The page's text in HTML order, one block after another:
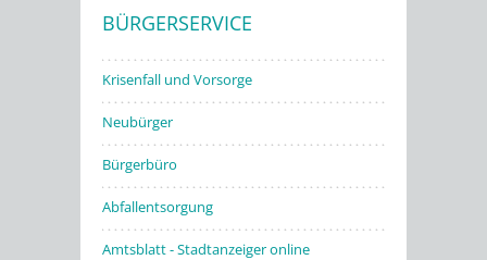
BÜRGERSERVICE
Krisenfall und Vorsorge
Neubürger
Bürgerbüro
Abfallentsorgung
Amtsblatt - Stadtanzeiger online